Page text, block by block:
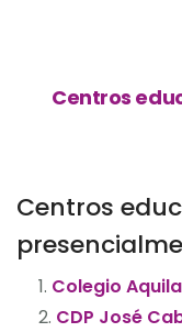
Centros
Centros
Colegio Aquila
CDP José